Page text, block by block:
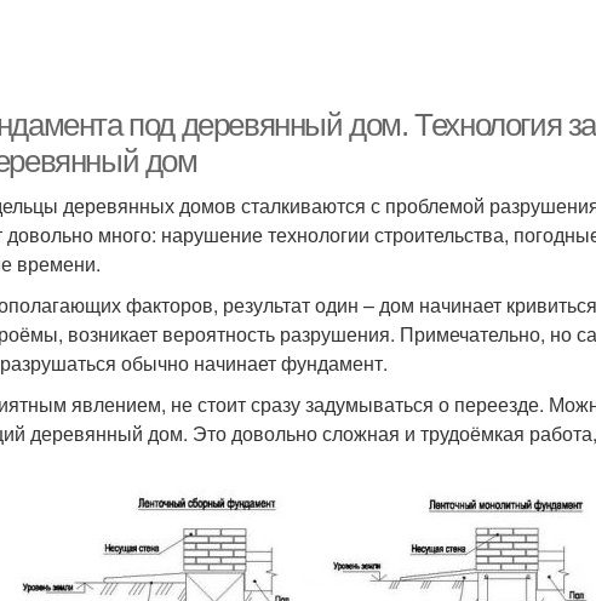
под деревянный дом. Технология
дом
деревянных домов сталкиваются с проблемой
много: нарушение технологии строительства,
времени.
факторов, результат один – дом начинает
возникает вероятность разрушения. Примечательно, но
обычно начинает фундамент.
явлением, не стоит сразу задумываться о переезде.
деревянный дом. Это довольно сложная и трудоёмкая